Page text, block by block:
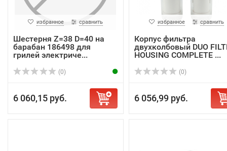
избранное сравнить
Шестерня Z=38 D=40 на
барабан 186498 для
грилей электриче...
(0)
6 060,15 руб.
избранное сравнить
Корпус фильтра
двухколбовый DUO
HOUSING COMPLETE ...
(0)
6 056,99 руб.